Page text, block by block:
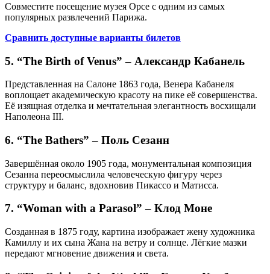
Совместите посещение музея Орсе с одним из самых
популярных развлечений Парижа.
Сравнить доступные варианты билетов
5. “The Birth of Venus” – Александр Кабанель
Представленная на Салоне 1863 года, Венера Кабанеля
воплощает академическую красоту на пике её совершенства.
Её изящная отделка и мечтательная элегантность восхищали
Наполеона III.
6. “The Bathers” – Поль Сезанн
Завершённая около 1905 года, монументальная композиция
Сезанна переосмыслила человеческую фигуру через
структуру и баланс, вдохновив Пикассо и Матисса.
7. “Woman with a Parasol” – Клод Моне
Созданная в 1875 году, картина изображает жену художника
Камиллу и их сына Жана на ветру и солнце. Лёгкие мазки
передают мгновение движения и света.